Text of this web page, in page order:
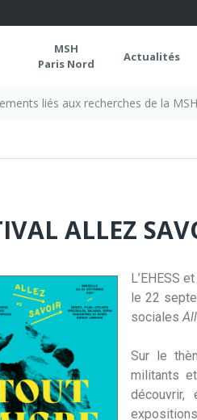
MSH
Paris Nord
Actualités
liés aux recherches de la
ALLEZ
L’EHESS
le 22
sociales
Sur le
militants